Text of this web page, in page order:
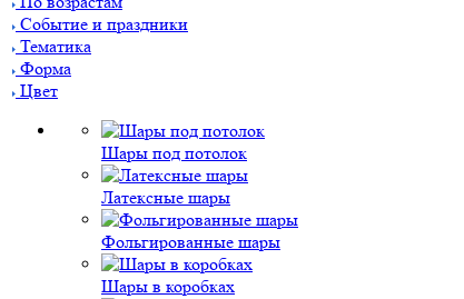
Событие и праздники
Тематика
Форма
Цвет
Шары под потолок
Латексные шары
Фольгированные шары
Шары в коробках